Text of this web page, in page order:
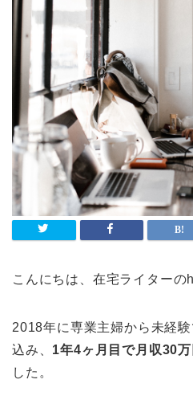
こんにちは、在宅ライターの
2018年に専業主婦から未経
込み、 1年4ヶ月目で月収30万
した。